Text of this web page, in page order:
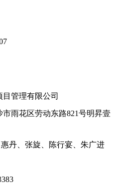
管理有限公司
雨花区劳动东路821号明昇壹
丹、张旋、陈行宴、朱广进